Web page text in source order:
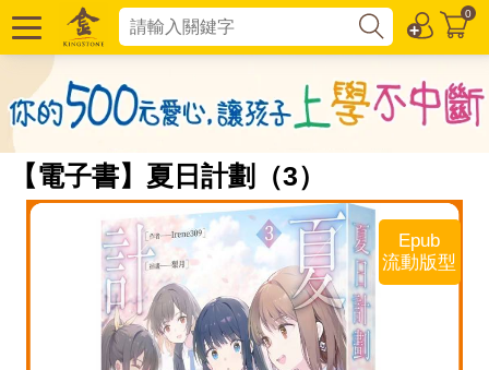
0
【電子書】夏日計劃（3）
Epub
流動版型